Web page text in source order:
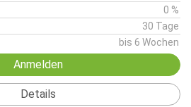
0 %
30 Tage
bis 6 Wochen
Anmelden
Details